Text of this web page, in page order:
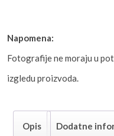
Napomena:
Fotografije ne moraju u
izgledu proizvoda.
Opis Dodatne